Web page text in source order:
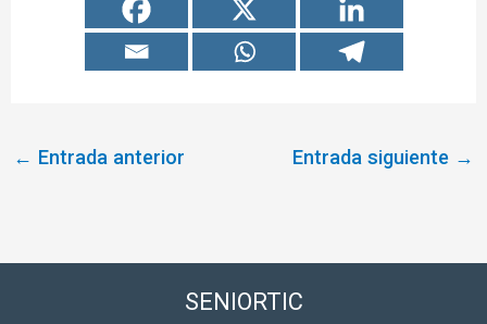
← Entrada anterior Entrada siguiente →
SENIORTIC